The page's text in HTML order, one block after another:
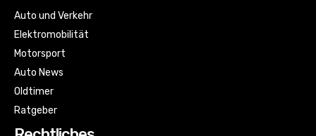
Auto und Verkehr
Elektromobilität
Motorsport
Auto News
Oldtimer
Ratgeber